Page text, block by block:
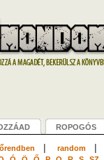
ROPOGÓS
| random|